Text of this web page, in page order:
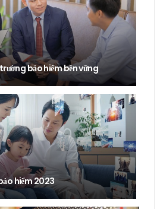
bảo hiểm bền vững
hiểm 2023